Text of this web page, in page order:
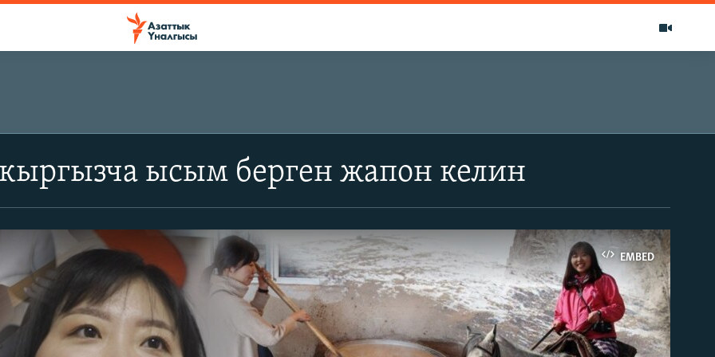
ысым берген жапон келин
EMBED